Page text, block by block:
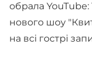
обрала
нового шоу
на всі гострі